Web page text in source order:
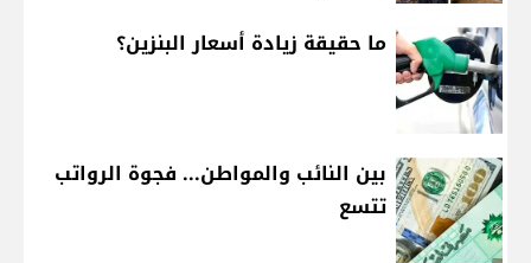
ما حقيقة زيادة أسعار البنزين؟
بين النائب والمواطن... فجوة الرواتب
تتسع